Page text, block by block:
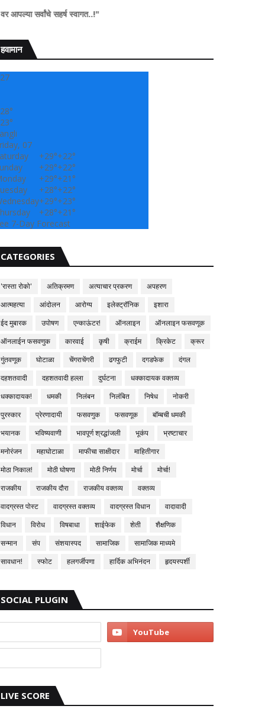
सहर्ष स्वागत..!"
हवामान
27
28°
23°
07
+29°+22°
+29°+22°
+29°+21°
+28°+22°
+29°+23°
+28°+21°
7-Day Forecast
CATEGORIES
'रास्ता रोको' अतिक्रमण अत्याचार प्रकरण
अपहरण
आत्महत्या
आंदोलन आरोग्य इलेक्ट्रॉनिक
इशारा
ईद मुबारक
उपोषण एन्काऊंटर! ऑनलाइन
ऑनलाइन फसवणूक
ऑनलाईन फसवणुक
कारवाई कृषी क्राईम क्रिकेट
क्रूर
गुंतवणूक
घोटाळा चेंगराचेंगरी ढगफुटी दगडफेक
दंगल
दहशतवादी
दहशतवादी हल्ला दुर्घटना
धक्कादायक वक्तव्य
धक्कादायक!
धमकी निलंबन निलंबित निषेध
नोकरी
पुरस्कार
प्रेरणादायी फसवणुक फसवणूक
बॉम्बची धमकी
भयानक
भविष्यवाणी भावपूर्ण श्रद्धांजली भूकंप
भ्रष्टाचार
मनोरंजन
महाघोटाळा माफीचा साक्षीदार
माहितीगार
मोठा निकाल!
मोठी घोषणा मोठी निर्णय मोर्चा
मोर्चा!
राजकीय
राजकीय दौरा राजकीय वक्तव्य
वक्तव्य
वादग्रस्त पोस्ट
वादग्रस्त वक्तव्य वादग्रस्त विधान
वादावादी
विधान
विरोध विषबाधा शाईफेक शेती
शैक्षणिक
सन्मान
संप संशयास्पद सामाजिक
सामाजिक माध्यमे
सावधान!
स्फोट हलगर्जीपणा हार्दिक अभिनंदन हृदयस्पर्शी
SOCIAL PLUGIN
LIVE SCORE